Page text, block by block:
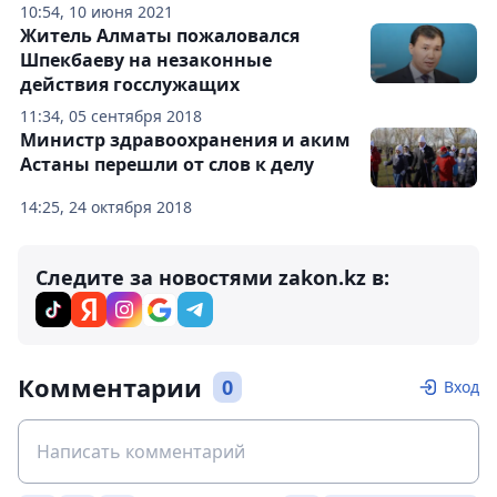
10:54, 10 июня 2021
11:34, 05 сентября 2018
Житель Алматы пожаловался
Шпекбаеву на незаконные
действия госслужащих
14:25, 24 октября 2018
Министр здравоохранения и аким
Астаны перешли от слов к делу
Следите за новостями zakon.kz в:
Комментарии 0 Вход